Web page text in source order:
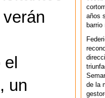
un
años
de la